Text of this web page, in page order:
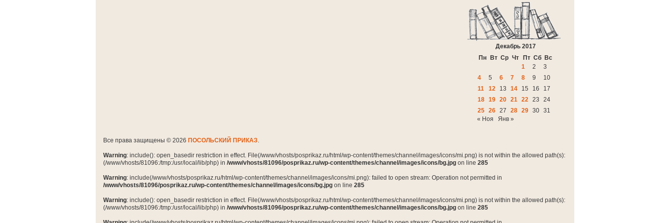
Декабрь 2017
Пн
Вт Ср Чт Пт Сб Вс
1
2
3
4
5 6 7 8 9
10
11
12 13 14 15 16
17
18 19 20 21 22 23
24
25 26 27 28 29 30 31
« Ноя
Янв »
Все права защищены © 2026 ПОСОЛЬСКИЙ ПРИКАЗ.
Warning: include(): open_basedir restriction in effect. File(/www/vhosts/posprikaz.ru/html/wp-content/themes/channel/images/icons/mi.png) is not within the allowed path(s):
(/www/vhosts/81096:/tmp:/usr/local/lib/php) in /www/vhosts/81096/posprikaz.ru/wp-content/themes/channel/images/icons/bg.jpg on line 285
Warning: include(/www/vhosts/posprikaz.ru/html/wp-content/themes/channel/images/icons/mi.png): failed to open stream: Operation not permitted in
/www/vhosts/81096/posprikaz.ru/wp-content/themes/channel/images/icons/bg.jpg on line 285
Warning: include(): open_basedir restriction in effect. File(/www/vhosts/posprikaz.ru/html/wp-content/themes/channel/images/icons/mi.png) is not within the allowed path(s):
(/www/vhosts/81096:/tmp:/usr/local/lib/php) in /www/vhosts/81096/posprikaz.ru/wp-content/themes/channel/images/icons/bg.jpg on line 285